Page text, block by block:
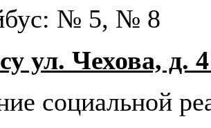
№ 5, № 8
ул. Чехова, д.
социальной